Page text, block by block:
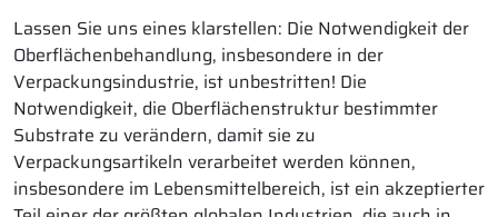
Lassen Sie uns eines klarstellen: Die Notwendigkeit der
Oberflächenbehandlung, insbesondere in der
Verpackungsindustrie, ist unbestritten! Die
Notwendigkeit, die Oberflächenstruktur bestimmter
Substrate zu verändern, damit sie zu
Verpackungsartikeln verarbeitet werden können,
insbesondere im Lebensmittelbereich, ist ein akzeptierter